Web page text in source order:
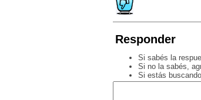
Responder
Si sabés la
Si no la sabés,
Si estás